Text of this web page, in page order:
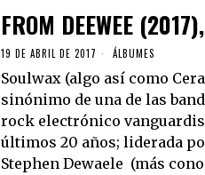
FROM DEEWEE
19 DE ABRIL DE 2017 ÁLBUMES
Soulwax (algo así como
sinónimo de una de las
rock electrónico
últimos 20 años; liderada
Stephen Dewaele (más